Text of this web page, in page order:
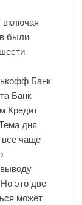
были
Банк
Банк
Кредит
дня
все чаще
это две
может